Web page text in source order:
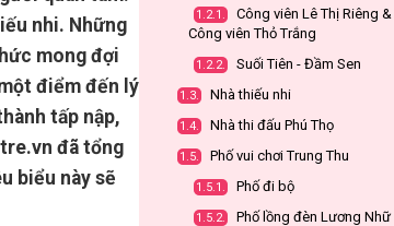
nhi. Những
mong đợi
điểm đến lý
tấp nập,
đã tổng
biểu này sẽ
1.2.1.
Công viên Lê Thị Riêng &
Công viên Thỏ Trắng
1.2.2. Suối Tiên - Đầm Sen
1.3. Nhà thiếu nhi
1.4. Nhà thi đấu Phú Thọ
1.5. Phố vui chơi Trung Thu
1.5.1. Phố đi bộ
1.5.2.
Phố lồng đèn Lương Nhữ